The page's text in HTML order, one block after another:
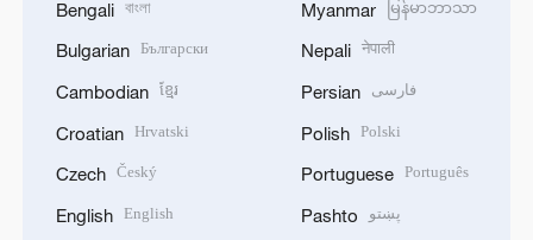
Bengali বাংলা
Bulgarian Български
Cambodian ខ្មែរ
Croatian Hrvatski
Czech Český
English English
Myanmar မြန်မာဘာသာ
Nepali नेपाली
Persian فارسی
Polish Polski
Portuguese Português
Pashto پښتو